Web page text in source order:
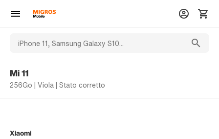
Mi 11
256Go | Viola | Stato corretto
Xiaomi